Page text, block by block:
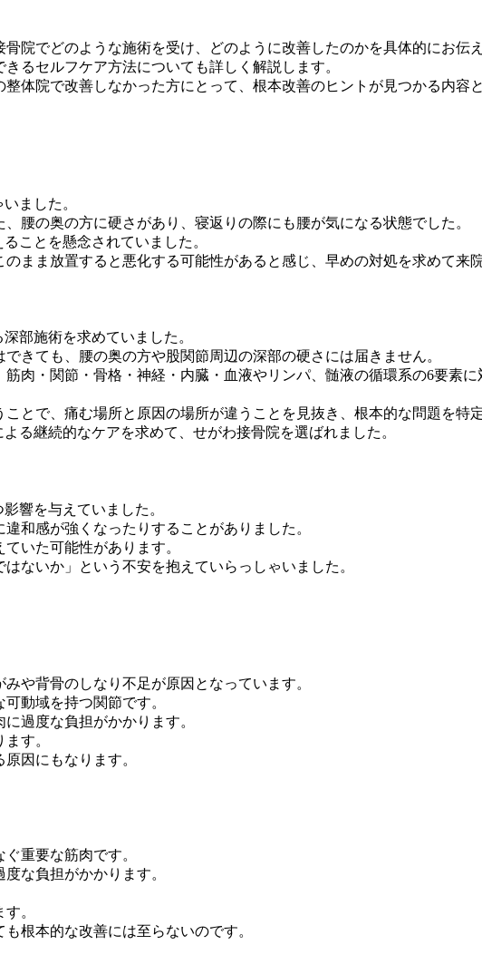
院でどのような施術を受け、どのように改善したのかを具体的にお伝え
るセルフケア方法についても詳しく解説します。
体院で改善しなかった方にとって、根本改善のヒントが見つかる内容
ました。
腰の奥の方に硬さがあり、寝返りの際にも腰が気になる状態でした。
ことを懸念されていました。
まま放置すると悪化する可能性があると感じ、早めの対処を求めて来院
部施術を求めていました。
きても、腰の奥の方や股関節周辺の深部の硬さには届きません。
肉・関節・骨格・神経・内臓・血液やリンパ、髄液の循環系の6要素
とで、痛む場所と原因の場所が違うことを見抜き、根本的な問題を特定
る継続的なケアを求めて、せがわ接骨院を選ばれました。
響を与えていました。
和感が強くなったりすることがありました。
いた可能性があります。
ないか」という不安を抱えていらっしゃいました。
や背骨のしなり不足が原因となっています。
動域を持つ関節です。
過度な負担がかかります。
す。
因にもなります。
重要な筋肉です。
な負担がかかります。
。
根本的な改善には至らないのです。